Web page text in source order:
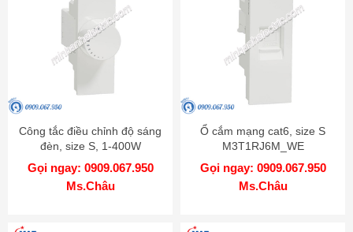
Công tắc điều chỉnh độ sáng
đèn, size S, 1-400W
M3T1V400DM_WE
Gọi ngay: 0909.067.950
Ms.Châu
Ổ cắm mạng cat6, size S
M3T1RJ6M_WE
Gọi ngay: 0909.067.950
Ms.Châu